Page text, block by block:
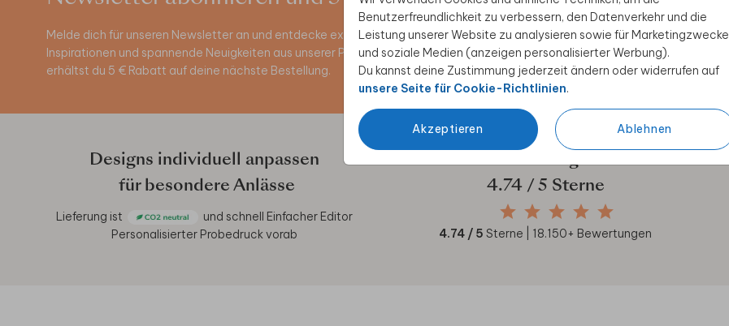
Benutzerfreundlichkeit zu verbessern, den Datenverkehr und die
Leistung unserer Website zu analysieren sowie für Marketingzwecke
und soziale Medien (anzeigen personalisierter Werbung).
Du kannst deine Zustimmung jederzeit ändern oder widerrufen auf
unsere Seite für Cookie-Richtlinien.
Akzeptieren Ablehnen
Melde dich für unseren Newsletter an und entdecke exklusive Angebote, kreative
Inspirationen und spannende Neuigkeiten aus unserer Produktwelt. Als Dankeschön
erhältst du 5 € Rabatt auf deine nächste Bestellung.
Designs individuell anpassen
für besondere Anlässe
Lieferung ist und schnell Einfacher Editor
Personalisierter Probedruck vorab
4.74/ 5 Sterne
4.74 / 5 Sterne | 18.150+ Bewertungen